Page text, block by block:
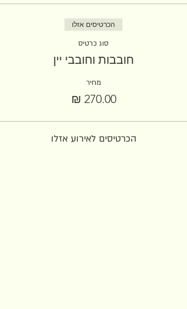
הכרטיסים אזלו
סוג כרטיס
חובבות וחובבי יין
מחיר
‏270.00 ‏₪
הכרטיסים לאירוע אזלו